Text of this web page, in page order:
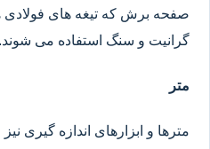
صفحه برش که تیغه های فولادی
گرانیت و سنگ استفاده می شوند.
متر
مترها و ابزارهای اندازه گیری